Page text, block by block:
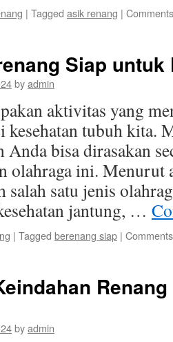
| Tagged asik renang |
Siap
byadmin
aktivitas yang
kesehatan tubuh kita.
Anda bisa dirasakan
olahraga ini. Menurut
salah satu jenis
jantung, …
| Tagged berenang siap |
byadmin